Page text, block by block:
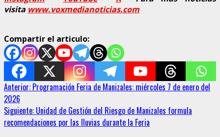
visita www.voxmedianoticias.com
Compartir el articulo:
Sigue
leyendo
Anterior: Programación Feria de Manizales: miércoles 7 de enero del
2026
Siguiente: Unidad de Gestión del Riesgo de Manizales formula
recomendaciones por las lluvias durante la Feria